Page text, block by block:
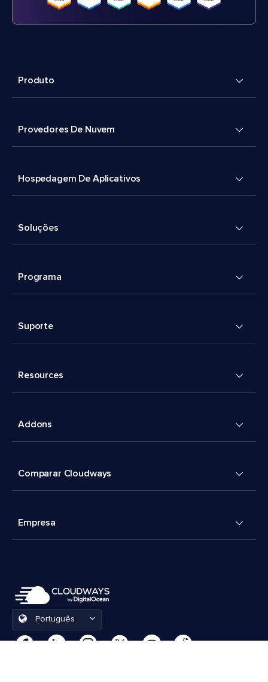
Produto
Provedores De Nuvem
Hospedagem De Aplicativos
Soluções
Programa
Suporte
Resources
Addons
Comparar Cloudways
Empresa
Português